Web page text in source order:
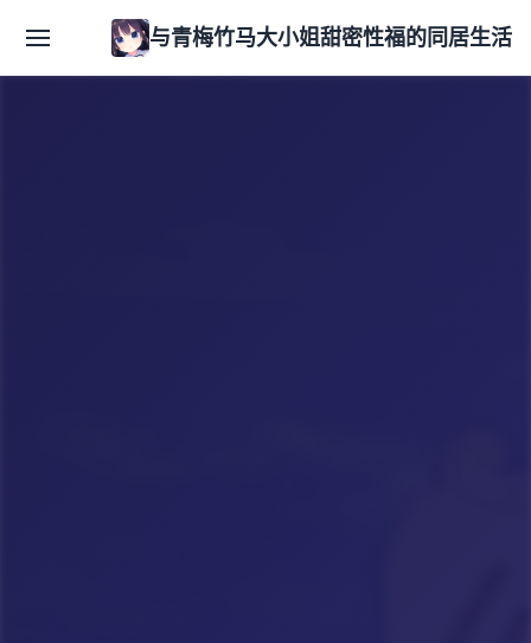
与青梅竹马大小姐甜密性福的同居生活